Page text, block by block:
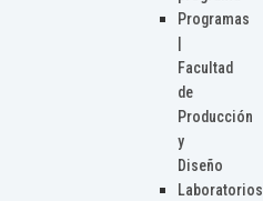
Programas
Facultad
de
Producción
y
Diseño
Laboratorios